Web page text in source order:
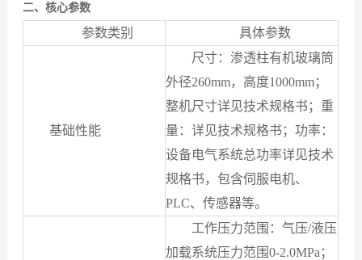
二、核心参数
参数类别 具体参数
基础性能
尺寸：渗透柱有机玻璃筒
外径260mm，高度1000mm；
整机尺寸详见技术规格书；重
量：详见技术规格书；功率：
设备电气系统总功率详见技术
规格书，包含伺服电机、
PLC、传感器等。
工作压力范围：气压/液压
加载系统压力范围0-2.0MPa；